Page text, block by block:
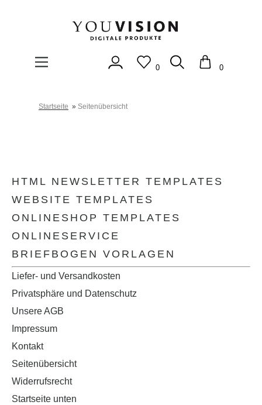
0 0
Startseite » Seitenübersicht
HTML NEWSLETTER TEMPLATES
WEBSITE TEMPLATES
ONLINESHOP TEMPLATES
ONLINESERVICE
BRIEFBOGEN VORLAGEN
Liefer- und Versandkosten
Privatsphäre und Datenschutz
Unsere AGB
Impressum
Kontakt
Seitenübersicht
Widerrufsrecht
Startseite unten